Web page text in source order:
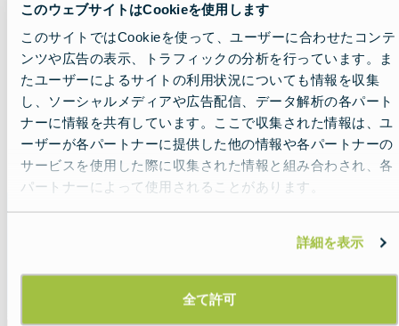
このウェブサイトはCookieを使用します
このサイトではCookieを使って、ユーザーに合わせたコンテ
ンツや広告の表示、トラフィックの分析を行っています。ま
たユーザーによるサイトの利用状況についても情報を収集
し、ソーシャルメディアや広告配信、データ解析の各パート
ナーに情報を共有しています。ここで収集された情報は、ユ
ーザーが各パートナーに提供した他の情報や各パートナーの
サービスを使用した際に収集された情報と組み合わされ、各
パートナーによって使用されることがあります。
詳細を表示
全て許可
今もヨーロッパに残る城の数々
Lead
ヨーロッパの歴史はドラマチックな物語で溢
れています。中でも古い歴史に目を向けるな
ら、数々の城郭にご注目ください。数百年
前、ヨーロッパ中でその威厳を誇っていた城
郭は現在、伝統や文化をとじこめたタイムカ
プセルへと変化しています。ヨーロッパに残
Read more about:今もヨーロッパに残る城の数々